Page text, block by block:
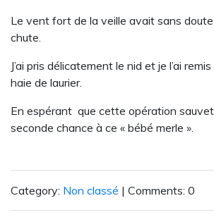
Le vent fort de la veille avait sans
chute.
J’ai pris délicatement le nid et je l’ai
haie de laurier.
En espérant que cette opération
seconde chance à ce « bébé merle ».
Category: Non classé | Comments: 0